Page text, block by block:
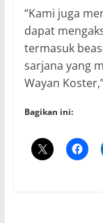
“Kami juga
dapat
termasuk
sarjana yang
Wayan
Bagikan ini: